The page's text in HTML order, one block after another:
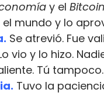
y el Bitcoin
mundo y lo
Se atrevió. Fue
vio y lo hizo.
Tú tampoco.
Tuvo la